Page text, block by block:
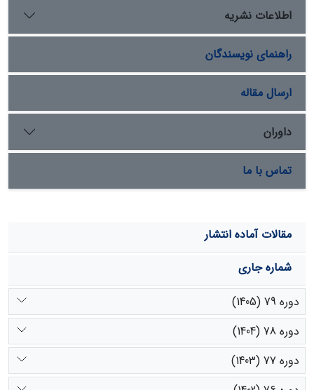
ژئومورفومتری در ناهمواری‌های تپه، پرتگاه و دره­کارستی
بسیار نمایان بوده ولی در دشت و دولین کمی دارای
همپوشانی هستند.
اطلاعات نشریه
راهنمای نویسندگان
ارسال مقاله
داوران
تماس با ما
مقالات آماده انتشار
شماره جاری
دوره 79 (1405)
دوره 78 (1404)
دوره 77 (1403)